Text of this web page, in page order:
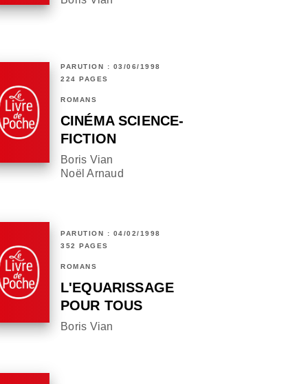
PARUTION : 03/06/1998
224 PAGES
ROMANS
CINÉMA SCIENCE-
FICTION
Boris Vian
Noël Arnaud
PARUTION : 04/02/1998
352 PAGES
ROMANS
L'EQUARISSAGE
POUR TOUS
Boris Vian